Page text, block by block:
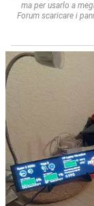
ma per usarlo a
Forum scaricare i